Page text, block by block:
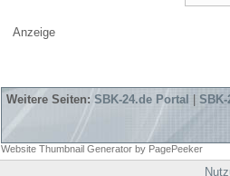
Anzeige
Weitere Seiten: SBK-24.de Portal
Website Thumbnail Generator by PagePeeker